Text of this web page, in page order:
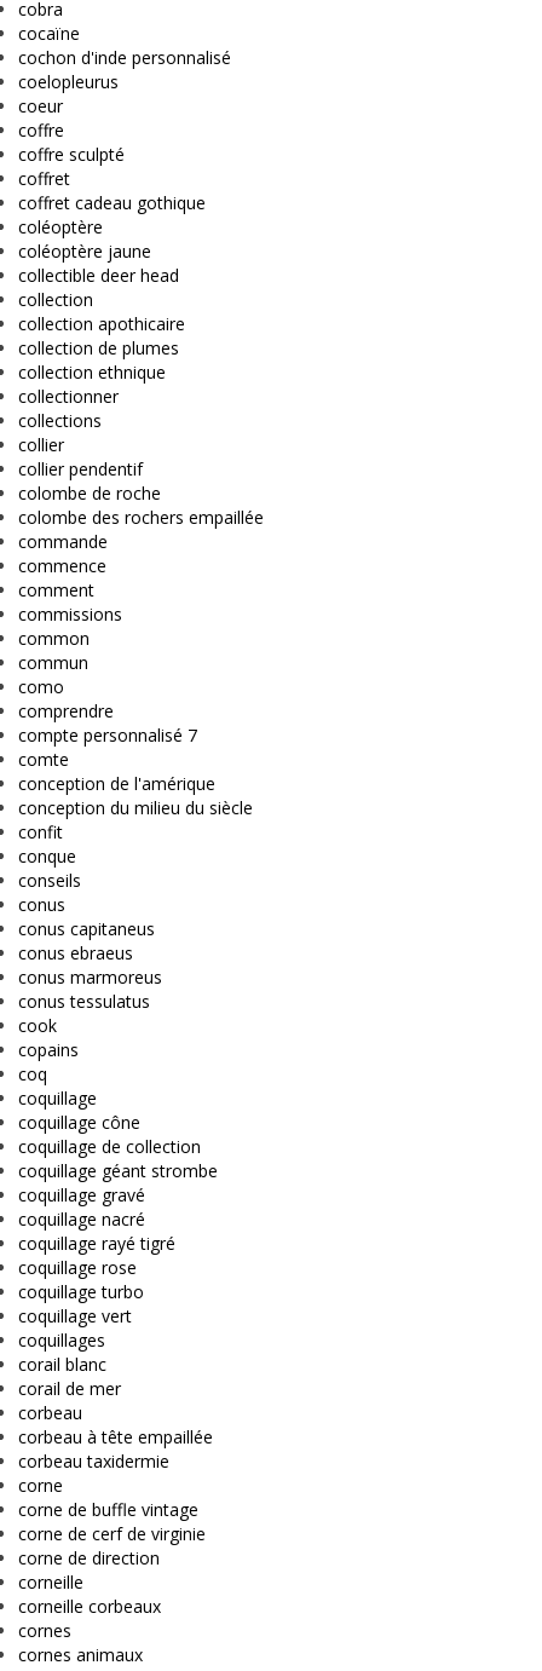
cobra
cocaïne
cochon d'inde personnalisé
coelopleurus
coeur
coffre
coffre sculpté
coffret
coffret cadeau gothique
coléoptère
coléoptère jaune
collectible deer head
collection
collection apothicaire
collection de plumes
collection ethnique
collectionner
collections
collier
collier pendentif
colombe de roche
colombe des rochers empaillée
commande
commence
comment
commissions
common
commun
como
comprendre
compte personnalisé 7
comte
conception de l'amérique
conception du milieu du siècle
confit
conque
conseils
conus
conus capitaneus
conus ebraeus
conus marmoreus
conus tessulatus
cook
copains
coq
coquillage
coquillage cône
coquillage de collection
coquillage géant strombe
coquillage gravé
coquillage nacré
coquillage rayé tigré
coquillage rose
coquillage turbo
coquillage vert
coquillages
corail blanc
corail de mer
corbeau
corbeau à tête empaillée
corbeau taxidermie
corne
corne de buffle vintage
corne de cerf de virginie
corne de direction
corneille
corneille corbeaux
cornes
cornes animaux